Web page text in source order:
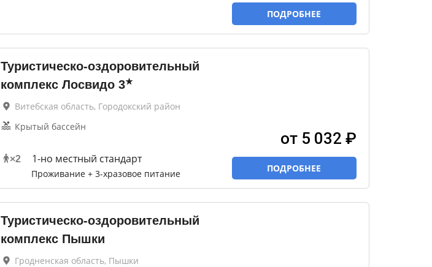
ПОДРОБНЕЕ
Туристическо-оздоровительный
комплекс Лосвидо 3★
Витебская область, Городокский район
Крытый бассейн
×2 1-но местный стандарт
Проживание + 3-хразовое питание
от 5 032 ₽
ПОДРОБНЕЕ
Туристическо-оздоровительный
комплекс Пышки
Гродненская область, Пышки